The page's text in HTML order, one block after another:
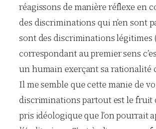
réagissons de manière réflexe en
des discriminations qui n’en sont
sont des discriminations légitimes
correspondant au premier sens
un humain exerçant sa rationalité
Il me semble que cette manie de
discriminations partout est le fruit
pris idéologique que l’on pourrait